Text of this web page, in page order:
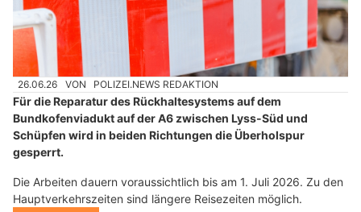
26.06.26 VON POLIZEI.NEWS REDAKTION
Für die Reparatur des Rückhaltesystems auf dem
Bundkofenviadukt auf der A6 zwischen Lyss-Süd und
Schüpfen wird in beiden Richtungen die Überholspur
gesperrt.
Die Arbeiten dauern voraussichtlich bis am 1. Juli 2026. Zu den
Hauptverkehrszeiten sind längere Reisezeiten möglich.